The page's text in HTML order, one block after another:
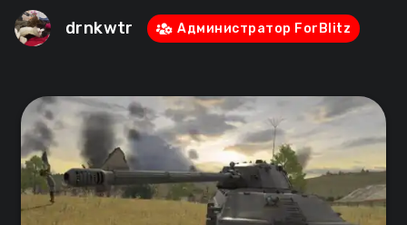
drnkwtr Администратор ForBlitz